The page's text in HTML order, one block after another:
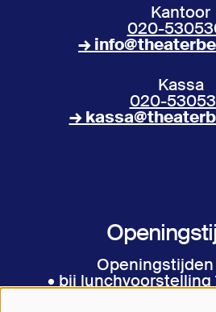
Kantoor
020-
→
Kassa
020-
→
Openingstijden
• bij lunchvoorstelling